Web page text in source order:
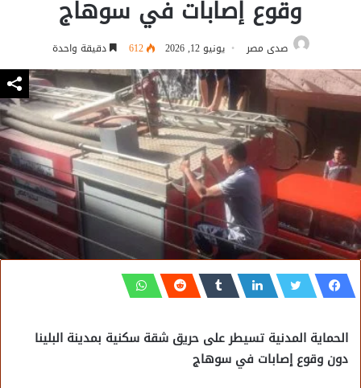
وقوع إصابات في سوهاج
صدى مصر يونيو 12, 2026 612 دقيقة واحدة
الحماية المدنية تسيطر على حريق شقة سكنية بمدينة البلينا
دون وقوع إصابات في سوهاج